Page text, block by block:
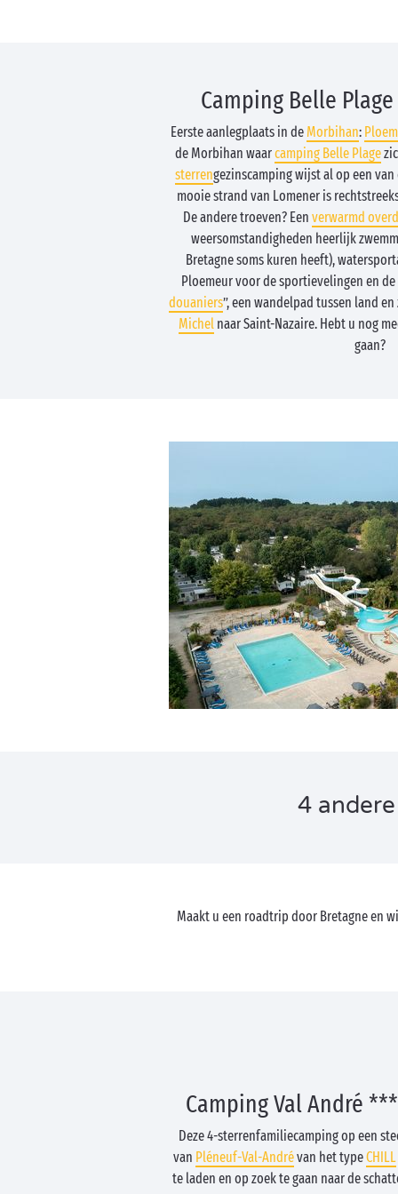
Camping Belle
Eerste aanlegplaats in de Morbihan:
de Morbihan waarcamping Belle Plage
sterrengezinscamping wijst al op een
mooie strand van Lomener is
De andere troeven? Een verwarmd
weersomstandigheden heerlijk
Bretagne soms kuren heeft),
Ploemeur voor de sportievelingen en
douaniers”, een wandelpad tussen land
Michelnaar Saint-Nazaire. Hebt u nog
gaan?
4
Maakt u een roadtrip door Bretagne en
Camping Val André
Deze 4-sterrenfamiliecamping op een
van Pléneuf-Val-Andrévan het typeCHILL
te laden en op zoek te gaan naar de